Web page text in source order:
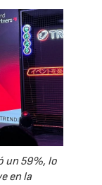
un 59%, lo
en la